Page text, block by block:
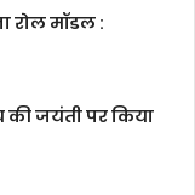
रोल मॉडल :
की जयंती पर किया